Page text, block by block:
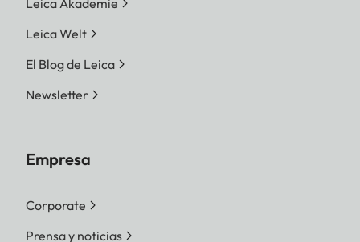
Leica Akademie
Leica Welt
El Blog de Leica
Newsletter
Empresa
Corporate
Prensa y noticias